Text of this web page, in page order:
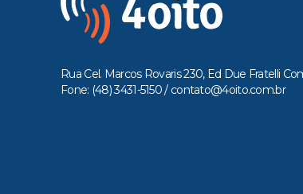
Rua Cel. Marcos Rovaris 230, Ed Due Fratelli
Fone: (48) 3431-5150 / contato@4oito.com.br